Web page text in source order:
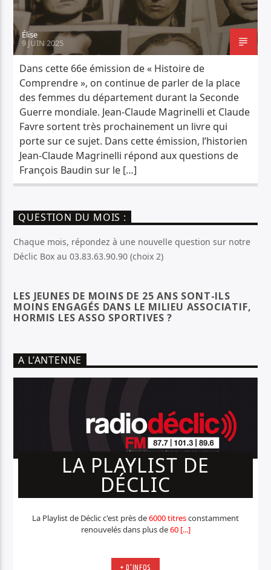
Élise
9 JUIN 2025
Dans cette 66e émission de « Histoire de
Comprendre », on continue de parler de la place
des femmes du département durant la Seconde
Guerre mondiale. Jean-Claude Magrinelli et Claude
Favre sortent très prochainement un livre qui
porte sur ce sujet. Dans cette émission, l’historien
Jean-Claude Magrinelli répond aux questions de
François Baudin sur le […]
QUESTION DU MOIS :
Chaque mois, répondez à une nouvelle question sur notre
Déclic Box au 03.83.63.90.90 (choix 2)
LES JEUNES DE MOINS DE 25 ANS SONT-ILS
MOINS ENGAGÉS DANS LE MILIEU ASSOCIATIF,
HORMIS LES ASSO SPORTIVES ?
A L’ANTENNE
LA PLAYLIST DE
DÉCLIC
La Playlist de Déclic c'est près de6000 titresconstamment
renouvelés dans plus de60 [...]
+ D'INFOS